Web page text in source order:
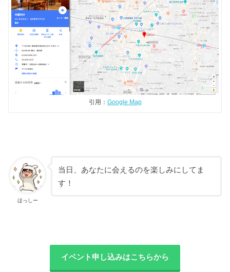
引用： Google Map
ほっしー
当日、あなたに会えるのを楽しみにしてま
す！
イベント申し込みはこちらから